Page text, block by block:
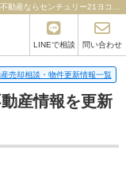
LINEで相談 問い合わせ
売却相談・物件更新情報一覧
産情報を更新